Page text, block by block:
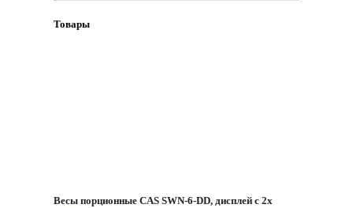
Товары
Весы порционные CAS SWN-6-DD, дисплей с 2х